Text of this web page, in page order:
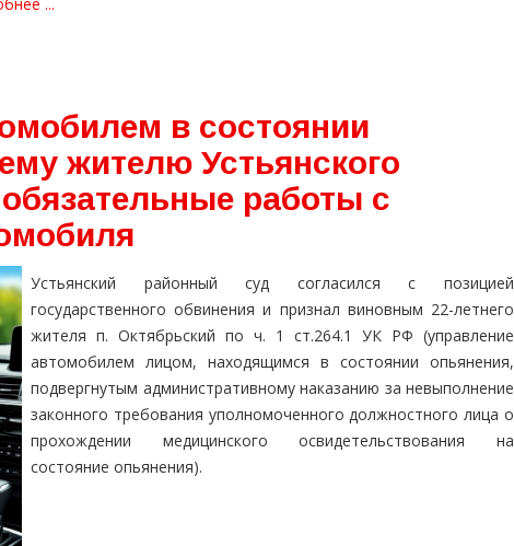
в состоянии
жителю Устьянского
работы с
Устьянский районный суд согласился с позицией
государственного обвинения и признал виновным 22-летнего
жителя п. Октябрьский по ч. 1 ст.264.1 УК РФ (управление
автомобилем лицом, находящимся в состоянии опьянения,
подвергнутым административному наказанию за невыполнение
законного требования уполномоченного должностного лица о
прохождении медицинского освидетельствования на
состояние опьянения).